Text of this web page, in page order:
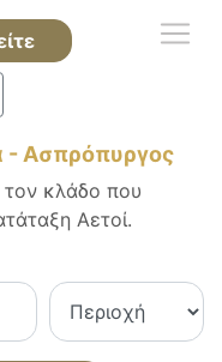
- Ασπρόπυργος
τον κλάδο που
Αετοί.